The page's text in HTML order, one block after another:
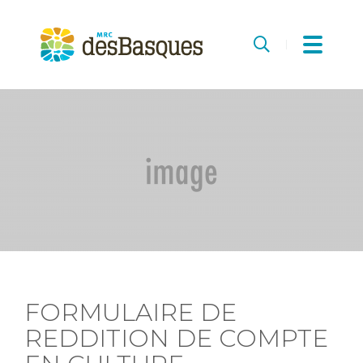
des
Basques
Recherche
FORMULAIRE DE
REDDITION DE COMPTE